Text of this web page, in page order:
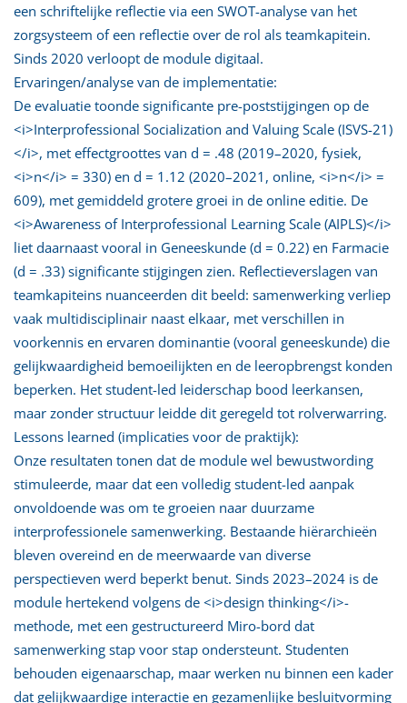
een schriftelijke reflectie via een SWOT-analyse van het
zorgsysteem of een reflectie over de rol als teamkapitein.
Sinds 2020 verloopt de module digitaal.
Ervaringen/analyse van de implementatie:
De evaluatie toonde significante pre-poststijgingen op de
<i>Interprofessional Socialization and Valuing Scale (ISVS-21)
</i>, met effectgroottes van d = .48 (2019–2020, fysiek,
<i>n</i> = 330) en d = 1.12 (2020–2021, online, <i>n</i> =
609), met gemiddeld grotere groei in de online editie. De
<i>Awareness of Interprofessional Learning Scale (AIPLS)</i>
liet daarnaast vooral in Geneeskunde (d = 0.22) en Farmacie
(d = .33) significante stijgingen zien. Reflectieverslagen van
teamkapiteins nuanceerden dit beeld: samenwerking verliep
vaak multidisciplinair naast elkaar, met verschillen in
voorkennis en ervaren dominantie (vooral geneeskunde) die
gelijkwaardigheid bemoeilijkten en de leeropbrengst konden
beperken. Het student-led leiderschap bood leerkansen,
maar zonder structuur leidde dit geregeld tot rolverwarring.
Lessons learned (implicaties voor de praktijk):
Onze resultaten tonen dat de module wel bewustwording
stimuleerde, maar dat een volledig student-led aanpak
onvoldoende was om te groeien naar duurzame
interprofessionele samenwerking. Bestaande hiërarchieën
bleven overeind en de meerwaarde van diverse
perspectieven werd beperkt benut. Sinds 2023–2024 is de
module hertekend volgens de <i>design thinking</i>-
methode, met een gestructureerd Miro-bord dat
samenwerking stap voor stap ondersteunt. Studenten
behouden eigenaarschap, maar werken nu binnen een kader
dat gelijkwaardige interactie en gezamenlijke besluitvorming